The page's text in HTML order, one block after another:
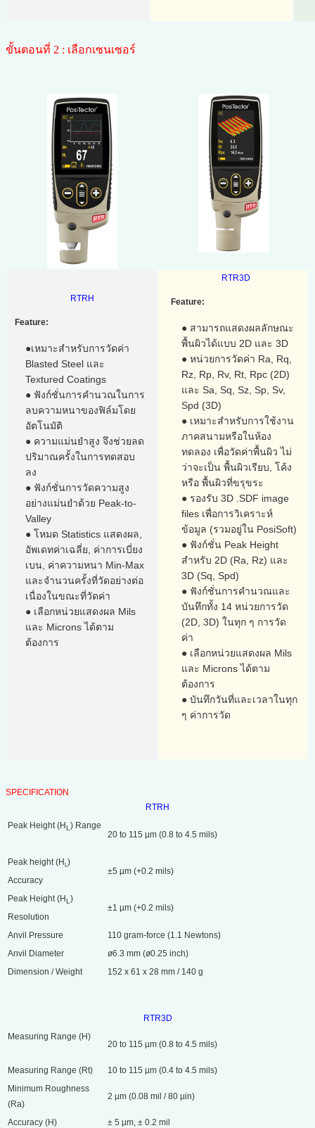
ขั้นตอนที่ 2 : เลือกเซนเซอร์
RTRH
Feature:
●เหมาะสำหรับการวัดค่า
Blasted Steel และ
Textured Coatings
● ฟังก์ชั่นการคำนวณในการ
ลบความหนาของฟิล์มโดย
อัตโนมัติ
● ความแม่นยำสูง จึงช่วยลด
ปริมาณครั้งในการทดสอบ
ลง
● ฟังก์ชั่นการวัดความสูง
อย่างแม่นยำด้วย Peak-to-
Valley
● โหมด Statistics แสดงผล,
อัพเดทค่าเฉลี่ย, ค่าการเบี่ยง
เบน, ค่าความหนา Min-Max
และจำนวนครั้งที่วัดอย่างต่อ
เนื่องในขณะที่วัดค่า
● เลือกหน่วยแสดงผล Mils
และ Microns ได้ตาม
ต้องการ
RTR3D
Feature:
● สามารถแสดงผลลักษณะ
พื้นผิวได้แบบ 2D และ 3D
● หน่วยการวัดค่า Ra, Rq,
Rz, Rp, Rv, Rt, Rpc (2D)
และ Sa, Sq, Sz, Sp, Sv,
Spd (3D)
● เหมาะสำหรับการใช้งาน
ภาคสนามหรือในห้อง
ทดลอง เพื่อวัดค่าพื้นผิว ไม่
ว่าจะเป็น พื้นผิวเรียบ, โค้ง
หรือ พื้นผิวที่ขรุขระ
● รองรับ 3D .SDF image
files เพื่อการวิเคราะห์
ข้อมูล (รวมอยู่ใน PosiSoft)
● ฟังก์ชั่น Peak Height
สำหรับ 2D (Ra, Rz) และ
3D (Sq, Spd)
● ฟังก์ชั่นการคำนวณและ
บันทึกทั้ง 14 หน่วยการวัด
(2D, 3D) ในทุก ๆ การวัด
ค่า
● เลือกหน่วยแสดงผล Mils
และ Microns ได้ตาม
ต้องการ
● บันทึกวันที่และเวลาในทุก
ๆ ค่าการวัด
SPECIFICATION
RTRH
Peak Height (HL) Range
20 to 115 µm (0.8 to 4.5 mils)
Peak height (HL )
Accuracy
±5 µm (+0.2 mils)
Peak Height (HL)
Resolution
±1 µm (+0.2 mils)
Anvil Pressure
110 gram-force (1.1 Newtons)
Anvil Diameter
ø6.3 mm (ø0.25 inch)
Dimension / Weight
152 x 61 x 28 mm / 140 g
RTR3D
Measuring Range (H)
20 to 115 µm (0.8 to 4.5 mils)
Measuring Range (Rt)
10 to 115 µm (0.4 to 4.5 mils)
Minimum Roughness
(Ra)
2 µm (0.08 mil / 80 µin)
Accuracy (H)
± 5 µm, ± 0.2 mil